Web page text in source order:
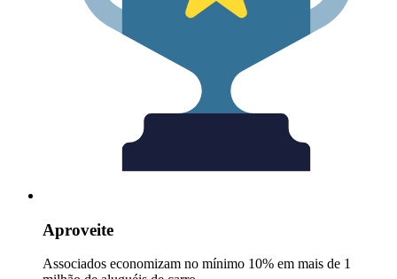
Aproveite
Associados economizam no mínimo 10% em mais de 1